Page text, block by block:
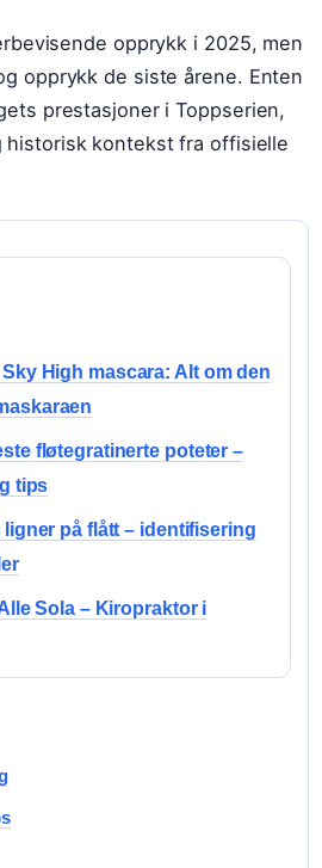
opprykk i 2025, men
opprykk de siste årene. Enten
prestasjoner i Toppserien,
kontekst fra offisielle
High mascara: Alt om den
fløtegratinerte poteter –
tips
ligner på flått – identifisering
Sola – Kiropraktor i